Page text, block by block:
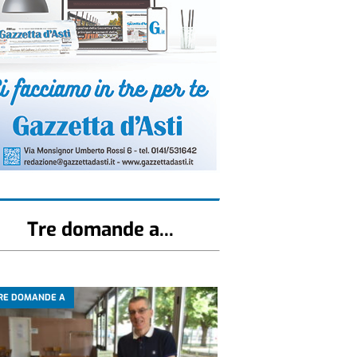
Tre domande a...
DOMANDE A